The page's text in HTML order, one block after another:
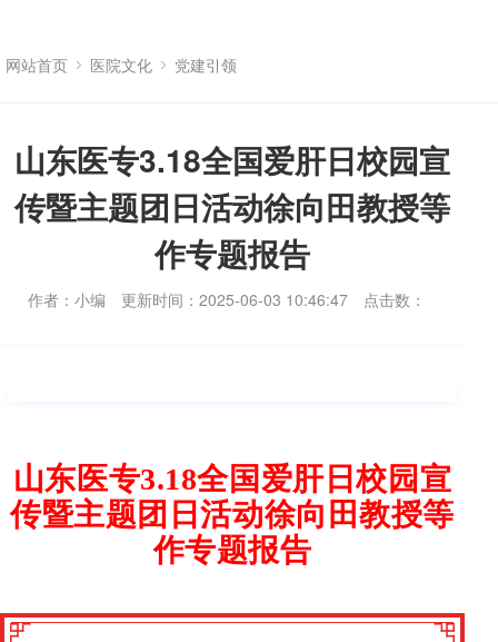
网站首页 医院文化 党建引领
山东医专3.18全国爱肝日校园宣
传暨主题团日活动徐向田教授等
作专题报告
作者：小编 更新时间：2025-06-03 10:46:47 点击数：
山东医专3.18全国爱肝日校园宣
传暨主题团日活动徐向田教授等
作专题报告